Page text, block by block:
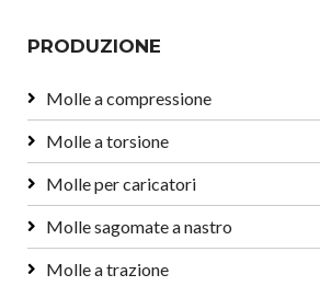
PRODUZIONE
Molle a compressione
Molle a torsione
Molle per caricatori
Molle sagomate a nastro
Molle a trazione